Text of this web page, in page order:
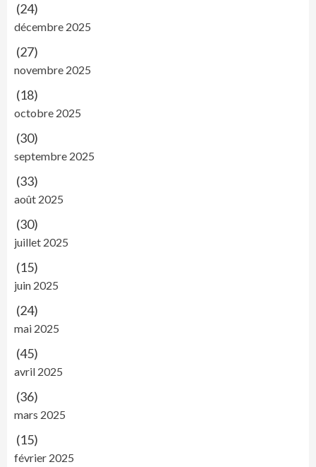
(24)
décembre 2025
(27)
novembre 2025
(18)
octobre 2025
(30)
septembre 2025
(33)
août 2025
(30)
juillet 2025
(15)
juin 2025
(24)
mai 2025
(45)
avril 2025
(36)
mars 2025
(15)
février 2025